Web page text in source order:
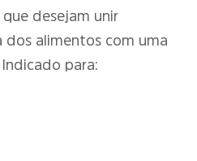
desejam unir
dos alimentos com uma
para: